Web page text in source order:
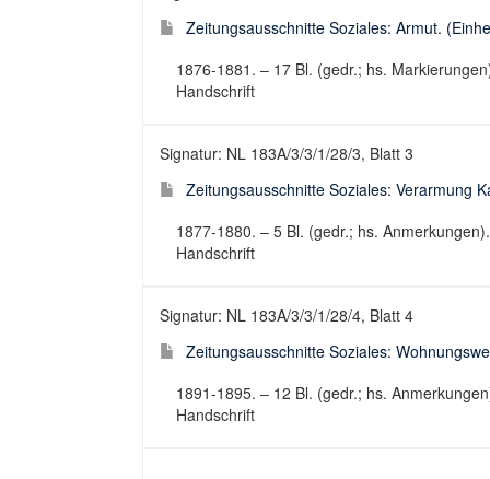
Zeitungsausschnitte Soziales: Armut.
1876-1881. – 17 Bl. (gedr.; hs.
Handschrift
Signatur: NL 183A/3/3/1/28/3, Blatt 3
Zeitungsausschnitte Soziales: Verarmung
1877-1880. – 5 Bl. (gedr.; hs.
Handschrift
Signatur: NL 183A/3/3/1/28/4, Blatt 4
Zeitungsausschnitte Soziales:
1891-1895. – 12 Bl. (gedr.; hs.
Handschrift